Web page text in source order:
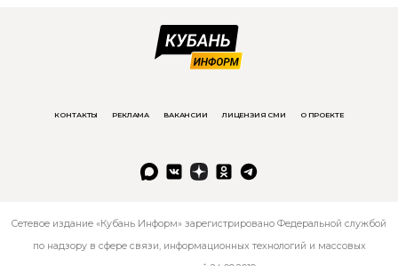
КОНТАКТЫ РЕКЛАМА ВАКАНСИИ ЛИЦЕНЗИЯ СМИ О ПРОЕКТЕ
Сетевое издание «Кубань Информ» зарегистрировано Федеральной службой
по надзору в сфере связи, информационных технологий и массовых